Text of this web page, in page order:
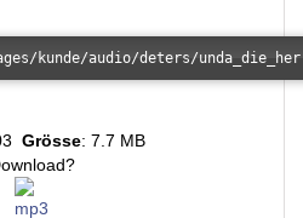
Grösse: 7.7 MB